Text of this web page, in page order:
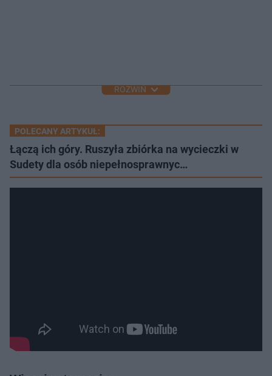
ROZWIŃ
POLECANY ARTYKUŁ:
Łączą ich góry. Ruszyła zbiórka na wycieczki w
Sudety dla osób niepełnosprawnyc…